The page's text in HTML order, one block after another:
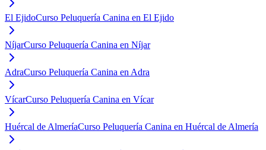
El EjidoCurso Peluquería Canina en El Ejido
NíjarCurso Peluquería Canina en Níjar
AdraCurso Peluquería Canina en Adra
VícarCurso Peluquería Canina en Vícar
Huércal de AlmeríaCurso Peluquería Canina en Huércal de Almería